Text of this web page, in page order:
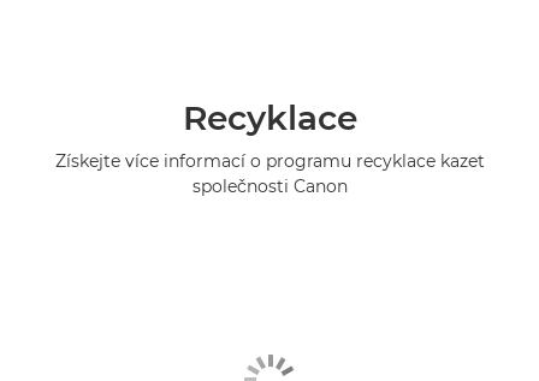
Recyklace
Získejte více informací o programu recyklace kazet
společnosti Canon